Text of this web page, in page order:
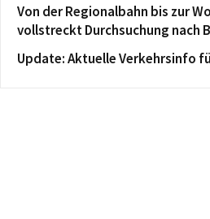
Von der Regionalbahn bis zur
vollstreckt Durchsuchung nach
Update: Aktuelle Verkehrsinfo